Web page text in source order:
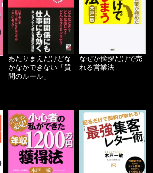
あたりまえだけどな
かなかできない「質
問のルール」
なぜか挨拶だけで売
れる営業法